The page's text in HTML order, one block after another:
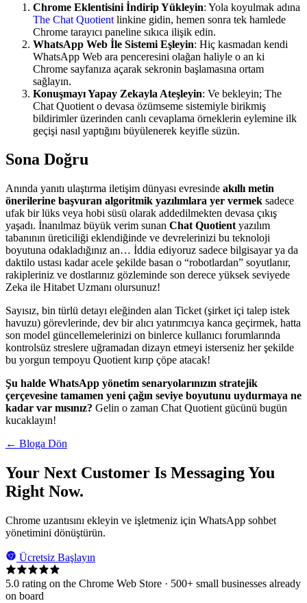
Chrome Eklentisini İndirip Yükleyin: Yola koyulmak adına
The Chat Quotient linkine gidin, hemen sonra tek hamlede
Chrome tarayıcı paneline sıkıca ilişik edin.
WhatsApp Web İle Sistemi Eşleyin: Hiç kasmadan kendi
WhatsApp Web ara penceresini olağan haliyle o an ki
Chrome sayfanıza açarak sekronin başlamasına ortam
sağlayın.
Konuşmayı Yapay Zekayla Ateşleyin: Ve bekleyin; The
Chat Quotient o devasa özümseme sistemiyle birikmiş
bildirimler üzerinden canlı cevaplama örneklerin eylemine ilk
geçişi nasıl yaptığını büyülenerek keyifle süzün.
Sona Doğru
Anında yanıtı ulaştırma iletişim dünyası evresinde akıllı metin
önerilerine başvuran algoritmik yazılımlara yer vermek sadece
ufak bir lüks veya hobi süsü olarak addedilmekten devasa çıkış
yaşadı. İnanılmaz büyük verim sunan Chat Quotient yazılım
tabanının üreticiliği eklendiğinde ve devrelerinizi bu teknoloji
boyutuna odakladığınız an… İddia ediyoruz sadece bilgisayar ya da
daktilo ustası kadar acele şekilde basan o “robotlardan” soyutlanır,
rakipleriniz ve dostlarınız gözleminde son derece yüksek seviyede
Zeka ile Hitabet Uzmanı olursunuz!
Sayısız, bin türlü detayı eleğinden alan Ticket (şirket içi talep istek
havuzu) görevlerinde, dev bir alıcı yatırımcıya kanca geçirmek, hatta
son model güncellemelerinizi on binlerce kullanıcı forumlarında
kontrolsüz streslere uğramadan dizayn etmeyi isterseniz her şekilde
bu yorgun tempoyu Quotient kırıp çöpe atacak!
Şu halde WhatsApp yönetim senaryolarınızın stratejik
çerçevesine tamamen yeni çağın seviye boyutunu uydurmaya ne
kadar var mısınız? Gelin o zaman Chat Quotient gücünü bugün
kucaklayın!
← Bloga Dön
Your Next Customer Is Messaging You
Right Now.
Chrome uzantısını ekleyin ve işletmeniz için WhatsApp sohbet
yönetimini dönüştürün.
Ücretsiz Başlayın
5.0 rating on the Chrome Web Store · 500+ small businesses already
on board